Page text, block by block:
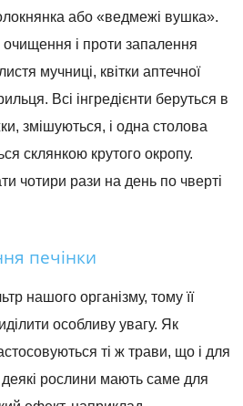
або «ведмежі вушка».
і проти запалення
мучниці, квітки аптечної
Всі інгредієнти беруться в
змішуються, і одна столова
склянкою крутого окропу.
чотири рази на день по чверті
печінки
нашого організму, тому її
особливу увагу. Як
ті ж трави, що і для
рослини мають саме для